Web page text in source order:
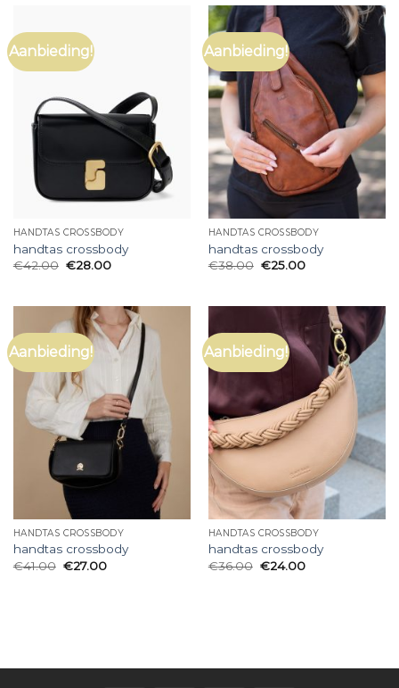
Aanbieding!
HANDTAS CROSSBODY
handtas crossbody
€42.00 €28.00
Aanbieding!
HANDTAS CROSSBODY
handtas crossbody
€38.00 €25.00
Aanbieding!
HANDTAS CROSSBODY
handtas crossbody
€41.00 €27.00
Aanbieding!
HANDTAS CROSSBODY
handtas crossbody
€36.00 €24.00